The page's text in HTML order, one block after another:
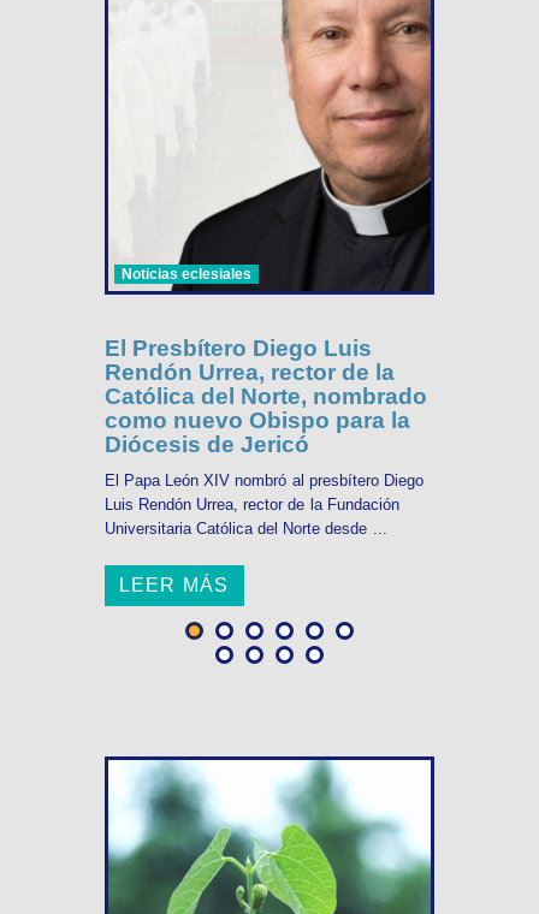
Noticias eclesiales
El Presbítero Diego Luis
Rendón Urrea, rector de la
Católica del Norte, nombrado
como nuevo Obispo para la
Diócesis de Jericó
El Papa León XIV nombró al presbítero Diego
Luis Rendón Urrea, rector de la Fundación
Universitaria Católica del Norte desde ...
LEER MÁS